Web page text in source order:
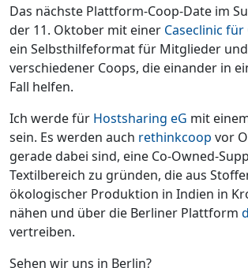
Das nächste Plattform-Coop-Date im
der 11. Oktober mit einer Caseclinic für
ein Selbsthilfeformat für Mitglieder
verschiedener Coops, die einander in
Fall helfen.
Ich werde für Hostsharing eG mit
sein. Es werden auch rethinkcoop vor
gerade dabei sind, eine Co-Owned-
Textilbereich zu gründen, die aus
ökologischer Produktion in Indien in
nähen und über die Berliner Plattform
vertreiben.
Sehen wir uns in Berlin?